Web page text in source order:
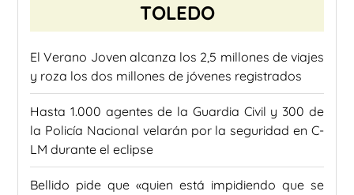
TOLEDO
El Verano Joven alcanza los 2,5 millones de viajes
y roza los dos millones de jóvenes registrados
Hasta 1.000 agentes de la Guardia Civil y 300 de
la Policía Nacional velarán por la seguridad en C-
LM durante el eclipse
Bellido pide que «quien está impidiendo que se